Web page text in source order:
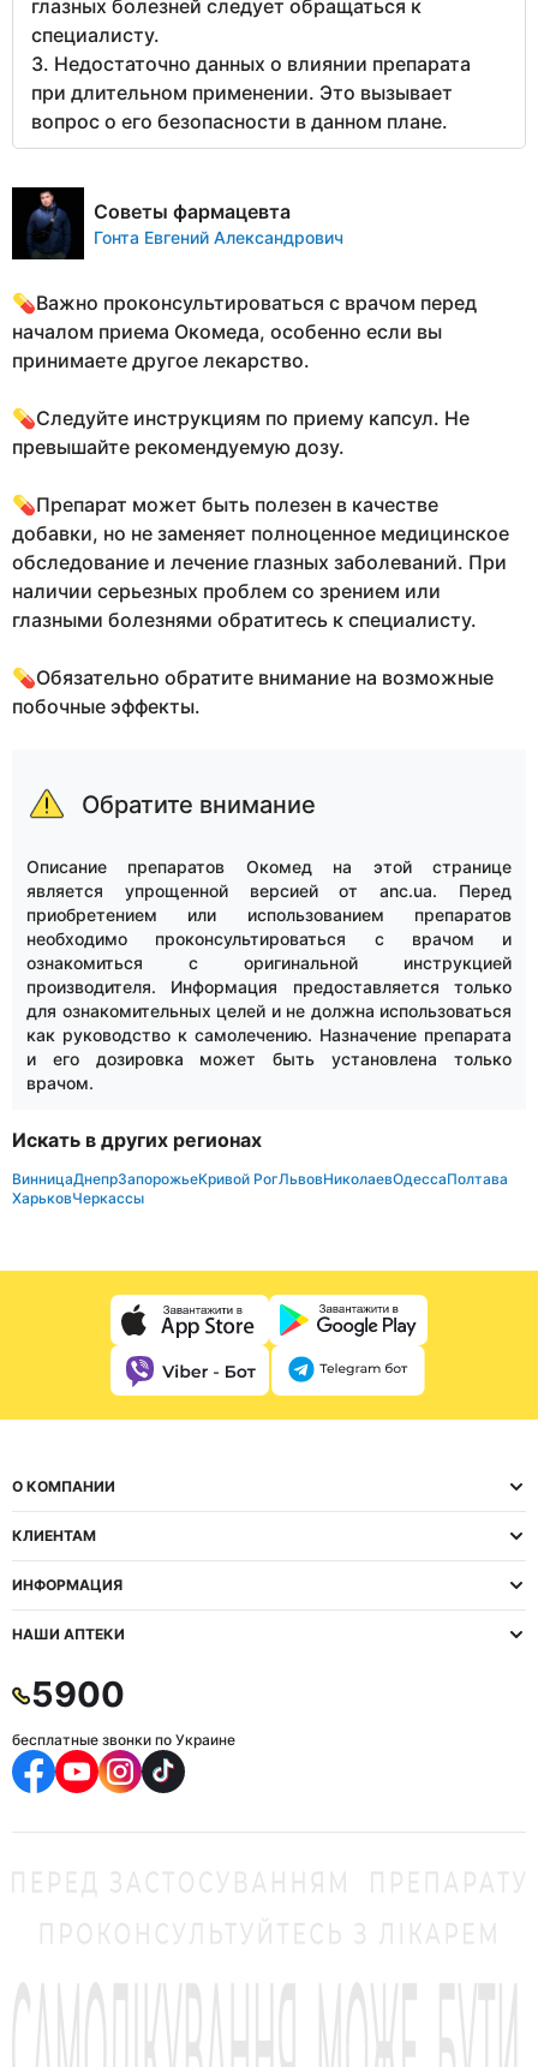
глазных болезней следует обращаться к
специалисту.
3. Недостаточно данных о влиянии препарата
при длительном применении. Это вызывает
вопрос о его безопасности в данном плане.
Советы фармацевта
Гонта Евгений Александрович
💊Важно проконсультироваться с врачом перед
началом приема Окомеда, особенно если вы
принимаете другое лекарство.
💊Следуйте инструкциям по приему капсул. Не
превышайте рекомендуемую дозу.
💊Препарат может быть полезен в качестве
добавки, но не заменяет полноценное медицинское
обследование и лечение глазных заболеваний. При
наличии серьезных проблем со зрением или
глазными болезнями обратитесь к специалисту.
💊Обязательно обратите внимание на возможные
побочные эффекты.
Обратите внимание
Описание препаратов Окомед на этой странице
является упрощенной версией от anc.ua. Перед
приобретением или использованием препаратов
необходимо проконсультироваться с врачом и
ознакомиться с оригинальной инструкцией
производителя. Информация предоставляется только
для ознакомительных целей и не должна использоваться
как руководство к самолечению. Назначение препарата
и его дозировка может быть установлена только
врачом.
Искать в других регионах
ВинницаДнепрЗапорожьеКривой РогЛьвовНиколаевОдессаПолтава
ХарьковЧеркассы
О КОМПАНИИ
КЛИЕНТАМ
ИНФОРМАЦИЯ
НАШИ АПТЕКИ
5900
бесплатные звонки по Украине